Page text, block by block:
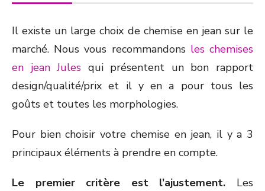
Il existe un large choix de chemise en jean sur le
marché. Nous vous recommandons les chemises
en jean Jules qui présentent un bon rapport
design/qualité/prix et il y en a pour tous les
goûts et toutes les morphologies.
Pour bien choisir votre chemise en jean, il y a 3
principaux éléments à prendre en compte.
Le premier critère est l’ajustement. Les